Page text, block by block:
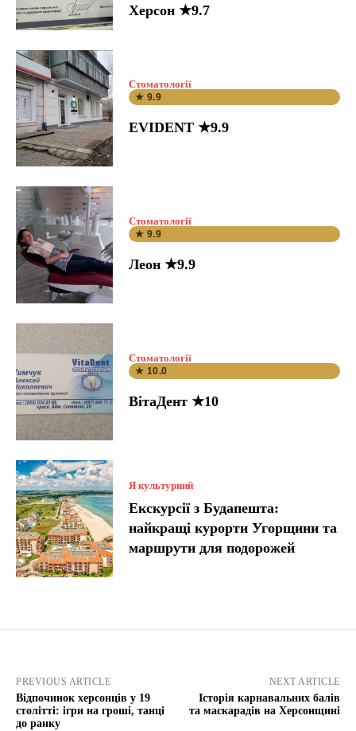
Херсон ★9.7
Стоматології
★ 9.9
EVIDENT ★9.9
Стоматології
★ 9.9
Леон ★9.9
Стоматології
★ 10.0
ВітаДент ★10
Я культурний
Екскурсії з Будапешта:
найкращі курорти Угорщини та
маршрути для подорожей
PREVIOUS ARTICLE
Відпочинок херсонців у 19
столітті: ігри на гроші, танці
до ранку
NEXT ARTICLE
Історія карнавальних балів
та маскарадів на Херсонщині